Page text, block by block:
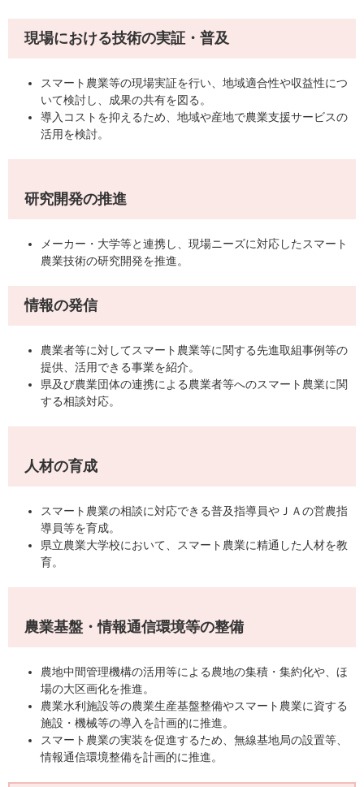
現場における技術の実証・普及
スマート農業等の現場実証を行い、地域適合性や収益性につ
いて検討し、成果の共有を図る。
導入コストを抑えるため、地域や産地で農業支援サービスの
活用を検討。
研究開発の推進
メーカー・大学等と連携し、現場ニーズに対応したスマート
農業技術の研究開発を推進。
情報の発信
農業者等に対してスマート農業等に関する先進取組事例等の
提供、活用できる事業を紹介。
県及び農業団体の連携による農業者等へのスマート農業に関
する相談対応。
人材の育成
スマート農業の相談に対応できる普及指導員やＪＡの営農指
導員等を育成。
県立農業大学校において、スマート農業に精通した人材を教
育。
農業基盤・情報通信環境等の整備
農地中間管理機構の活用等による農地の集積・集約化や、ほ
場の大区画化を推進。
農業水利施設等の農業生産基盤整備やスマート農業に資する
施設・機械等の導入を計画的に推進。
スマート農業の実装を促進するため、無線基地局の設置等、
情報通信環境整備を計画的に推進。